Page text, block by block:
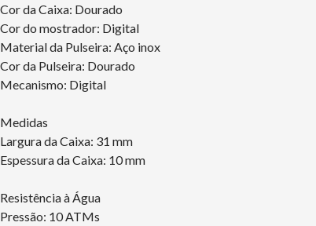
Cor da Caixa: Dourado
Cor do mostrador: Digital
Material da Pulseira: Aço inox
Cor da Pulseira: Dourado
Mecanismo: Digital
Medidas
Largura da Caixa: 31 mm
Espessura da Caixa: 10 mm
Resistência à Água
Pressão: 10 ATMs